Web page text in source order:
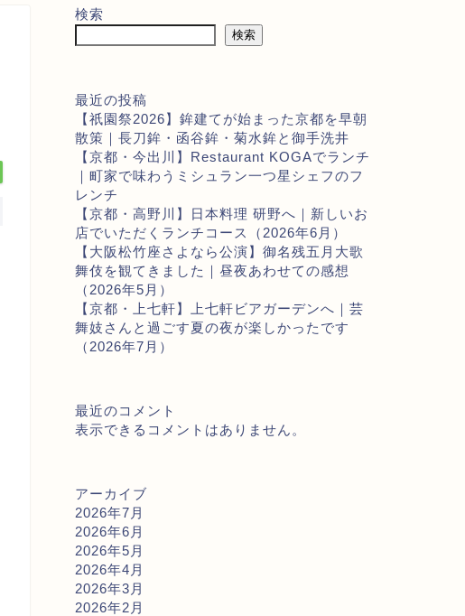
検索
検索
最近の投稿
【祇園祭2026】鉾建てが始まった京都を早朝
散策｜長刀鉾・函谷鉾・菊水鉾と御手洗井
【京都・今出川】Restaurant KOGAでランチ
｜町家で味わうミシュラン一つ星シェフのフ
レンチ
【京都・高野川】日本料理 研野へ｜新しいお
店でいただくランチコース（2026年6月）
【大阪松竹座さよなら公演】御名残五月大歌
舞伎を観てきました｜昼夜あわせての感想
（2026年5月）
【京都・上七軒】上七軒ビアガーデンへ｜芸
舞妓さんと過ごす夏の夜が楽しかったです
（2026年7月）
最近のコメント
表示できるコメントはありません。
アーカイブ
2026年7月
2026年6月
2026年5月
2026年4月
2026年3月
2026年2月